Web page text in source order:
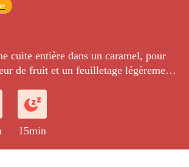
cuite entière dans un caramel, pour
de fruit et un feuilletage légèrement
15min